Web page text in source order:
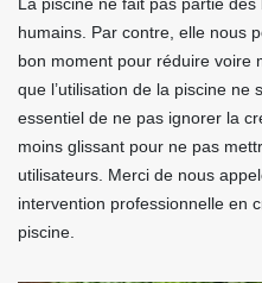
humains. Par contre, elle nous
bon moment pour réduire voire
que l’utilisation de la piscine ne
essentiel de ne pas ignorer la
moins glissant pour ne pas
utilisateurs. Merci de nous
intervention professionnelle en
piscine.